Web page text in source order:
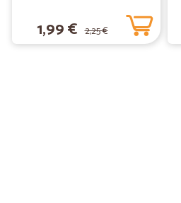
1,99 € 2,25 €